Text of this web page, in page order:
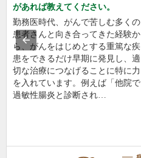
があれば教えてください。
勤務医時代、がんで苦しむ多くの
患者さんと向き合ってきた経験か
ら、がんをはじめとする重篤な疾
患をできるだけ早期に発見し、適
切な治療につなげることに特に力
を入れています。例えば「他院で
過敏性腸炎と診断され…